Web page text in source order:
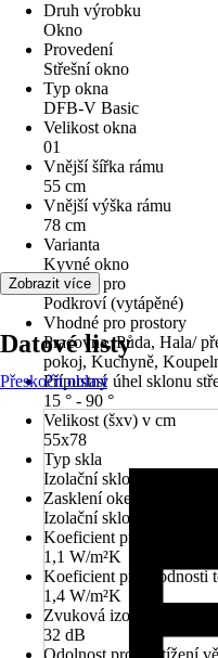
Druh výrobku
Okno
Provedení
Střešní okno
Typ okna
DFB-V Basic
Velikost okna
01
Vnější šířka rámu
55 cm
Vnější výška rámu
78 cm
Varianta
Kyvné okno
Vhodné pro
Podkroví (vytápěné)
Vhodné pro prostory
Pracovna, Půda, Hala/
pokoj, Kuchyně,
Přípustný úhel sklonu
15 ° - 90 °
Velikost (šxv) v cm
55x78
Typ skla
Izolační sklo
Zasklení oken
Izolační sklo U3
Koeficient průchodnosti
1,1 W/m²K
Koeficient průchodnosti
1,4 W/m²K
Zvuková izolace (Rw)
32 dB
Odolnost proti zatížení
Zobrazit více
Datové listy
Přeskočit oblast